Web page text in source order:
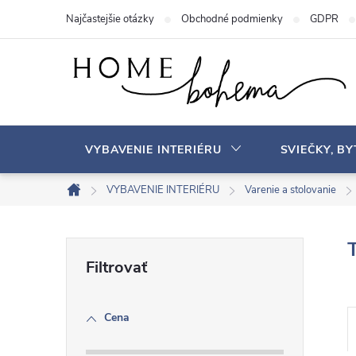
ť
Najčastejšie otázky Obchodné podmienky GDPR
VYBAVENIE INTERIÉRU SVIEČKY,
m
VYBAVENIE INTERIÉRU Varenie a stolovanie
Cena